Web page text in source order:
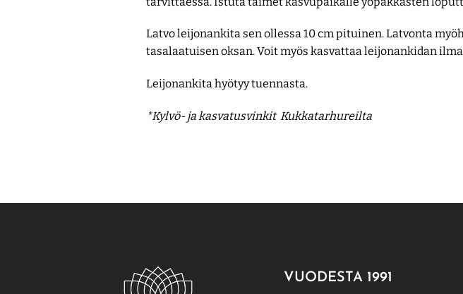
Latvo leijonankita sen ollessa 10 cm pituinen. Latvonta
tasalaatuisen oksan. Voit myös kasvattaa leijonankidan
Leijonankita hyötyy tuennasta.
*Kylvö- ja kasvatusvinkit Kukkatarhureilta
VUODESTA 1991